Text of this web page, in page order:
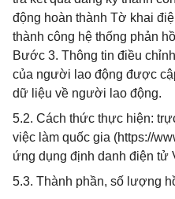
động hoàn thành Tờ khai
thành công hệ thống phản
Bước 3. Thông tin điều
của người lao động được
dữ liệu về người lao động.
5.2. Cách thức thực hiện:
việc làm quốc gia (https://
ứng dụng định danh điện tử
5.3. Thành phần, số lượng